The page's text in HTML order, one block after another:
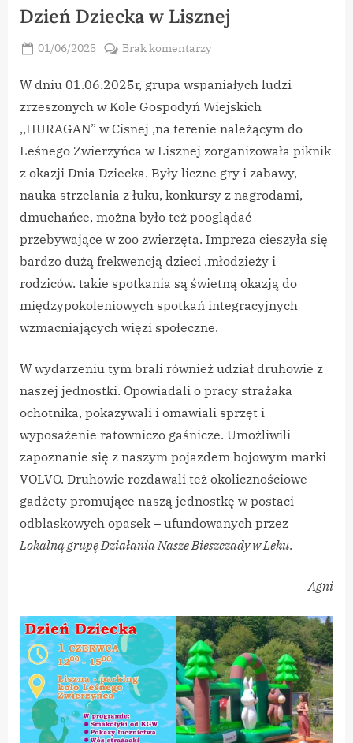
Dzień Dziecka w Lisznej
Posted
01/06/2025
Brak komentarzydo
Dziecka
w
W dniu 01.06.2025r, grupa wspaniałych ludzi
zrzeszonych w Kole Gospodyń Wiejskich
,,HURAGAN” w Cisnej ,na terenie należącym do
Leśnego Zwierzyńca w Lisznej zorganizowała piknik
z okazji Dnia Dziecka. Były liczne gry i zabawy,
nauka strzelania z łuku, konkursy z nagrodami,
dmuchańce, można było też pooglądać
przebywające w zoo zwierzęta. Impreza cieszyła się
bardzo dużą frekwencją dzieci ,młodzieży i
rodziców. takie spotkania są świetną okazją do
międzypokoleniowych spotkań integracyjnych
wzmacniających więzi społeczne.
W wydarzeniu tym brali również udział druhowie z
naszej jednostki. Opowiadali o pracy strażaka
ochotnika, pokazywali i omawiali sprzęt i
wyposażenie ratowniczo gaśnicze. Umożliwili
zapoznanie się z naszym pojazdem bojowym marki
VOLVO. Druhowie rozdawali też okolicznościowe
gadżety promujące naszą jednostkę w postaci
odblaskowych opasek – ufundowanych przez
Lokalną grupę Działania Nasze Bieszczady w Leku.
Agni